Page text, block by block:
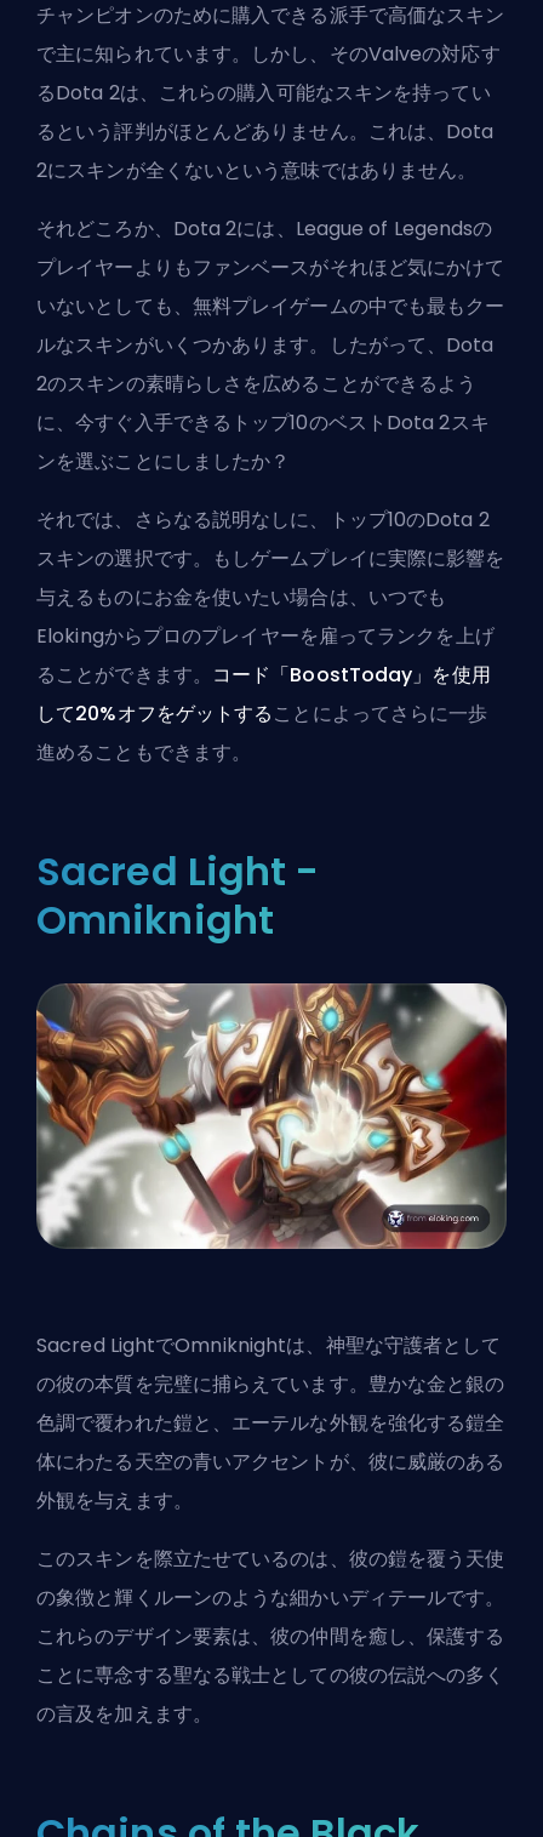
チャンピオンのために購入できる派手で高価なスキン
で主に知られています。しかし、そのValveの対応す
るDota 2は、これらの購入可能なスキンを持ってい
るという評判がほとんどありません。これは、Dota
2にスキンが全くないという意味ではありません。
それどころか、Dota 2には、League of Legendsの
プレイヤーよりもファンベースがそれほど気にかけて
いないとしても、無料プレイゲームの中でも最もクー
ルなスキンがいくつかあります。したがって、Dota
2のスキンの素晴らしさを広めることができるよう
に、今すぐ入手できるトップ10のベストDota 2スキ
ンを選ぶことにしましたか？
それでは、さらなる説明なしに、トップ10のDota 2
スキンの選択です。もしゲームプレイに実際に影響を
与えるものにお金を使いたい場合は、いつでも
Elokingからプロのプレイヤーを雇ってランクを上げ
ることができます。 コード「BoostToday」を使用
して20%オフをゲットすることによってさらに一歩
進めることもできます。
Sacred Light -
Omniknight
Sacred LightでOmniknightは、神聖な守護者として
の彼の本質を完璧に捕らえています。豊かな金と銀の
色調で覆われた鎧と、エーテルな外観を強化する鎧全
体にわたる天空の青いアクセントが、彼に威厳のある
外観を与えます。
このスキンを際立たせているのは、彼の鎧を覆う天使
の象徴と輝くルーンのような細かいディテールです。
これらのデザイン要素は、彼の仲間を癒し、保護する
ことに専念する聖なる戦士としての彼の伝説への多く
の言及を加えます。